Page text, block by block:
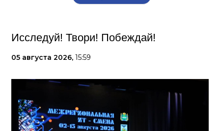
Исследуй! Твори! Побеждай!
05 августа 2026, 15:59